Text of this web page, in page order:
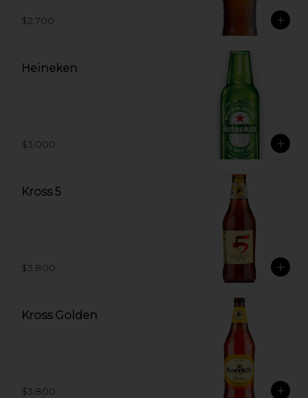
$2.700
Heineken
$3.000
Kross 5
$3.800
Kross Golden
$3.800